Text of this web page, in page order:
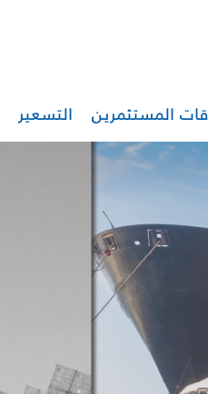
المستثمرين التسعير